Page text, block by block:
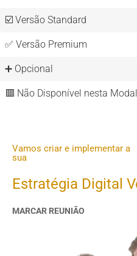
☑️ Versão Standard
✅ Versão Premium
➕ Opcional
🟥 Não Disponível nesta
Vamos criar e implementar a
sua​
Estratégia Digital
MARCAR REUNIÃO